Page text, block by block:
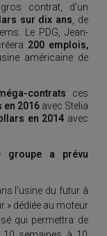
contrat, d’un
sur dix ans , de
Le PDG, Jean-
200 emplois,
américaine de
contrats ces
2016avec Stelia
en 2014 avec
groupe a prévu
l’usine du futur à
» dédiée au moteur
qui permettra de